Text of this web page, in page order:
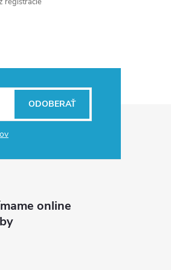
ODOBERAŤ
online